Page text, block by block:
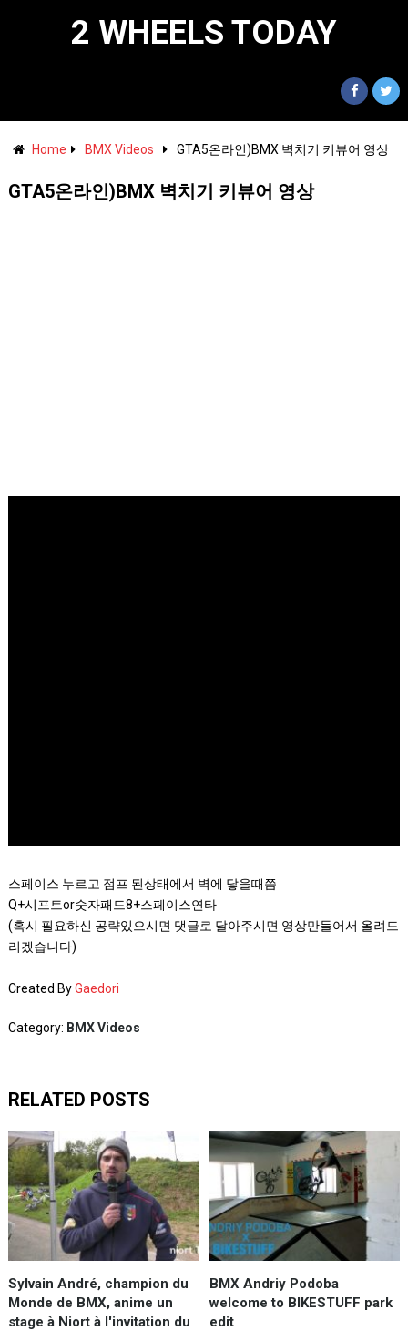
2 WHEELS TODAY
Home BMX Videos GTA5온라인)BMX 벽치기 키뷰어 영상
GTA5온라인)BMX 벽치기 키뷰어 영상
스페이스 누르고 점프 된상태에서 벽에 닿을때쯤
Q+시프트or숫자패드8+스페이스연타
(혹시 필요하신 공략있으시면 댓글로 달아주시면 영상만들어서 올려드
리겠습니다)
Created ByGaedori
Category: BMX Videos
RELATED POSTS
Sylvain André, champion du
Monde de BMX, anime un
stage à Niort à l'invitation du
BMX Andriy Podoba
welcome to BIKESTUFF park
edit